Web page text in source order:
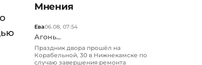
Мнения
Ева06.08, 07:54
Агонь...
Праздник двора прошёл на
Корабельной, 30 в Нижнекамске по
случаю завершения ремонта